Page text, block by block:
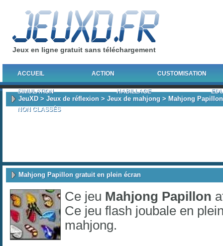
Jeux en ligne gratuit sans téléchargement
ACCUEIL ACTION CUSTOMISATION
SIMULATION HABILLAGE
NON CLASSÉS
JeuXD> Jeux de réflexion > Jeux de mahjong > Mahjong Papillon
Mahjong Papillon gratuit en plein écran
Ce jeu Mahjong Papillon
Ce jeu flash joubale en
mahjong.